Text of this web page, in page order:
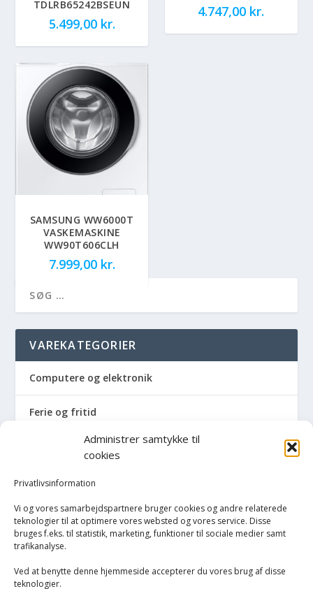
Administrer samtykke til
cookies
Privatlivsinformation
Vi og vores samarbejdspartnere bruger cookies og andre relaterede
teknologier til at optimere vores websted og vores service. Disse
bruges f.eks. til statistik, marketing, funktioner til sociale medier samt
trafikanalyse.
Ved at benytte denne hjemmeside accepterer du vores brug af disse
teknologier.
TDLRB65242BSEUN
5.499,00 kr.
4.747,00 kr.
SAMSUNG WW6000T
VASKEMASKINE
WW90T606CLH
7.999,00 kr.
VAREKATEGORIER
Computere og elektronik
Ferie og fritid
Hus og have
Havemaskiner
Hvidevarer
Køkken
Opvarmning